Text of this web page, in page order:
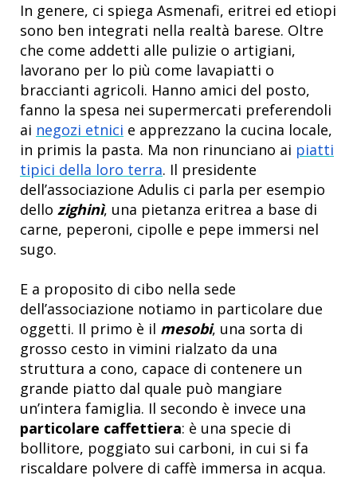
In genere, ci spiega Asmenafi, eritrei ed etiopi
sono ben integrati nella realtà barese. Oltre
che come addetti alle pulizie o artigiani,
lavorano per lo più come lavapiatti o
braccianti agricoli. Hanno amici del posto,
fanno la spesa nei supermercati preferendoli
ai negozi etnici e apprezzano la cucina locale,
in primis la pasta. Ma non rinunciano ai piatti
tipici della loro terra. Il presidente
dell’associazione Adulis ci parla per esempio
dello zighinì, una pietanza eritrea a base di
carne, peperoni, cipolle e pepe immersi nel
sugo.
E a proposito di cibo nella sede
dell’associazione notiamo in particolare due
oggetti. Il primo è il mesobi, una sorta di
grosso cesto in vimini rialzato da una
struttura a cono, capace di contenere un
grande piatto dal quale può mangiare
un’intera famiglia. Il secondo è invece una
particolare caffettiera: è una specie di
bollitore, poggiato sui carboni, in cui si fa
riscaldare polvere di caffè immersa in acqua.